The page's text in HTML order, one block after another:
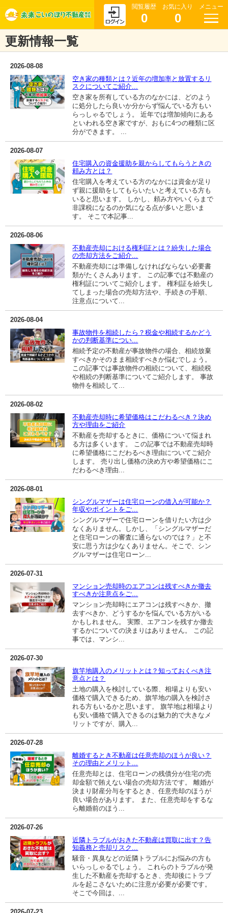
閲覧履歴
0
お気に入り
0
メニュー
更新情報一覧
2026-08-08
空き家の種類とは？近年の増加率と放置するリ
スクについてご紹介...
空き家を所有している方のなかには、どのよう
に処分したら良いか分からず悩んでいる方もい
らっしゃるでしょう。 近年では増加傾向にある
といわれる空き家ですが、おもに4つの種類に区
分ができます。 ...
2026-08-07
住宅購入の資金援助を親からしてもらうときの
頼み方とは？
住宅購入を考えている方のなかには資金が足り
ず親に援助をしてもらいたいと考えている方も
いると思います。 しかし、頼み方やいくらまで
非課税になるのか気になる点が多いと思いま
す。 そこで本記事...
2026-08-06
不動産売却における権利証とは？紛失した場合
の売却方法をご紹介...
不動産売却には準備しなければならない必要書
類がたくさんあります。 この記事では不動産の
権利証についてご紹介します。 権利証を紛失し
てしまった場合の売却方法や、手続きの手順、
注意点について...
2026-08-04
事故物件を相続したら？税金や相続するかどう
かの判断基準につい...
相続予定の不動産が事故物件の場合、相続放棄
すべきかそのまま相続すべきか悩むでしょう。
この記事では事故物件の相続について、相続税
や相続の判断基準についてご紹介します。 事故
物件を相続して...
2026-08-02
不動産売却時に希望価格はこだわるべき？決め
方や理由をご紹介
不動産を売却するときに、価格について悩まれ
る方は多くいます。 この記事では不動産売却時
に希望価格にこだわるべき理由についてご紹介
します。 売り出し価格の決め方や希望価格にこ
だわるべき理由...
2026-08-01
シングルマザーは住宅ローンの借入が可能か？
年収やポイントをご...
シングルマザーで住宅ローンを借りたい方は少
なくありません。しかし、「シングルマザーだ
と住宅ローンの審査に通らないのでは？」と不
安に思う方は少なくありません。そこで、シン
グルマザーは住宅ローン...
2026-07-31
マンション売却時のエアコンは残すべきか撤去
すべきか注意点をご...
マンション売却時にエアコンは残すべきか、撤
去すべきか、どうするかを悩んでいる方がいる
かもしれません。 実際、エアコンを残すか撤去
するかについての決まりはありません。 この記
事では、マンシ...
2026-07-30
旗竿地購入のメリットとは？知っておくべき注
意点とは？
土地の購入を検討している際、相場よりも安い
価格で購入できるため、旗竿地の購入を検討さ
れる方もいるかと思います。 旗竿地は相場より
も安い価格で購入できるのは魅力的で大きなメ
リットですが、購入...
2026-07-28
離婚するとき不動産は任意売却のほうが良い？
その理由とメリット...
任意売却とは、住宅ローンの残債分が住宅の売
却金額で賄えない場合の売却方法です。 離婚が
決まり財産分与をするとき、任意売却のほうが
良い場合があります。 また、任意売却をするな
ら離婚前のほう...
2026-07-26
近隣トラブルがおきた不動産は買取に出す？告
知義務と売却リスク...
騒音・異臭などの近隣トラブルにお悩みの方も
いらっしゃるでしょう。 これらのトラブルが発
生した不動産を売却するとき、売却後にトラブ
ルを起こさないために注意が必要が必要です。
そこで今回は、...